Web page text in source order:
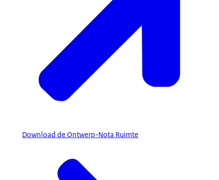
Download de Ontwerp-Nota Ruimte